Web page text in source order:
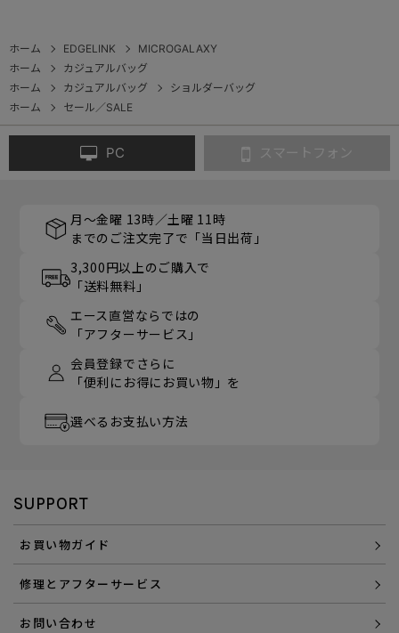
ホーム EDGELINK
MICROGALAXY
ホーム
カジュアルバッグ
ホーム
カジュアルバッグ
ショルダーバッグ
ホーム
セール／SALE
PC スマートフォン
月～金曜 13時／土曜 11時
までのご注文完了で「当日出荷」
3,300円以上のご購入で
「送料無料」
エース直営ならではの
「アフターサービス」
会員登録でさらに
「便利にお得にお買い物」を
選べるお支払い方法
SUPPORT
お買い物ガイド
修理とアフターサービス
お問い合わせ